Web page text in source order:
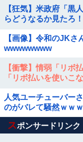
【狂気】米政府「黒
らどうなるか見たろ
【画像】令和のJKさ
wwwwwwww
【衝撃】情弱「リ
「リボ払いを使い
人気ユーチューバー
のがバレて騒然ｗｗ
Powered by livedoor 相
スポンサードリンク